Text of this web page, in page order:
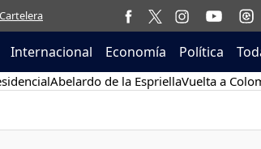
Cartelera
Internacional Economía Política
Abelardo de la EspriellaVuelta a